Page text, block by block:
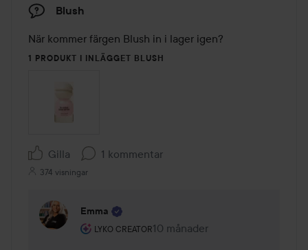
Blush
När kommer färgen Blush in i lager igen?
1 PRODUKT I INLÄGGET BLUSH
Gilla 1 kommentar
374 visningar
Emma
LYKO CREATOR
Användarens roll: Lyko Creator.
10 månader
Kommentaren lades 10 månader